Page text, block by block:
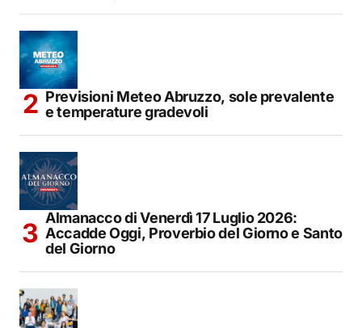
Previsioni Meteo Abruzzo, sole prevalente
e temperature gradevoli
Almanacco di Venerdì 17 Luglio 2026:
Accadde Oggi, Proverbio del Giorno e Santo
del Giorno